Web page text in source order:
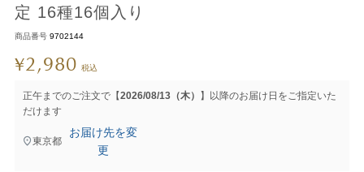
定 16種16個入り
商品番号 9702144
¥2,980 税込
正午までのご注文で【2026/08/13（木）
】以降のお届け日をご指定いた
だけます
東京都
お届け先を変
更